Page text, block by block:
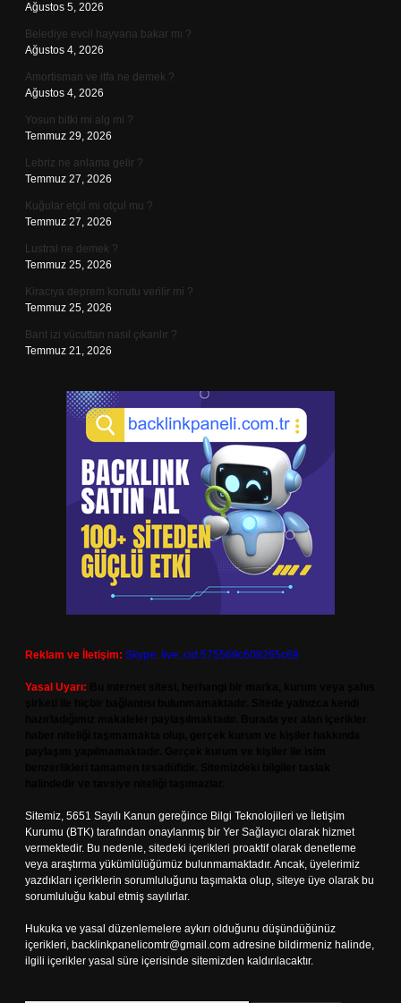
Ağustos 5, 2026
Belediye evcil hayvana bakar mı ?
Ağustos 4, 2026
Amortisman ve itfa ne demek ?
Ağustos 4, 2026
Yosun bitki mi alg mi ?
Temmuz 29, 2026
Lebriz ne anlama gelir ?
Temmuz 27, 2026
Kuğular etçil mi otçul mu ?
Temmuz 27, 2026
Lustral ne demek ?
Temmuz 25, 2026
Kiracıya deprem konutu verilir mi ?
Temmuz 25, 2026
Bant izi vücuttan nasıl çıkarılır ?
Temmuz 21, 2026
Reklam ve İletişim: Skype: live:.cid.575569c608265c69
Yasal Uyarı:
Sitemiz, 5651 Sayılı Kanun gereğince Bilgi Teknolojileri ve İletişim
Kurumu (BTK) tarafından onaylanmış bir Yer Sağlayıcı olarak hizmet
vermektedir. Bu nedenle, sitedeki içerikleri proaktif olarak denetleme
veya araştırma yükümlülüğümüz bulunmamaktadır. Ancak, üyelerimiz
yazdıkları içeriklerin sorumluluğunu taşımakta olup, siteye üye olarak bu
sorumluluğu kabul etmiş sayılırlar.
Hukuka ve yasal düzenlemelere aykırı olduğunu düşündüğünüz
içerikleri, backlinkpanelicomtr@gmail.com adresine bildirmeniz halinde,
ilgili içerikler yasal süre içerisinde sitemizden kaldırılacaktır.